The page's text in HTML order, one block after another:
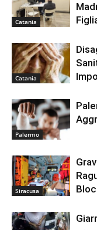
Catania
Catania
Palermo
Siracusa